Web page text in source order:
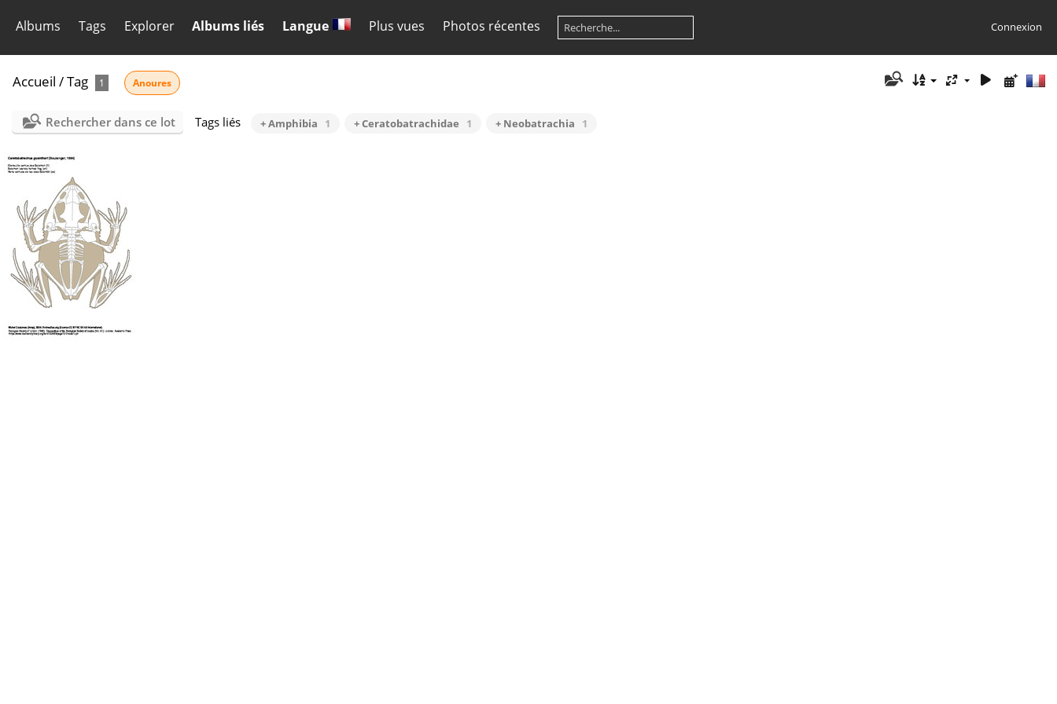
Albums Tags Explorer Albums liés Langue Plus vues Photos récentes Connexion
Accueil /Tag 1 Anoures
Rechercher dans ce lot Tags liés + Amphibia 1 + Ceratobatrachidae 1 + Neobatrachia 1